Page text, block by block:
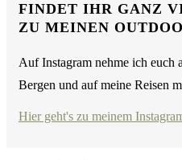
FINDET IHR GANZ
ZU MEINEN
Auf Instagram nehme ich euch
Bergen und auf meine Reisen
Hier geht's zu meinem